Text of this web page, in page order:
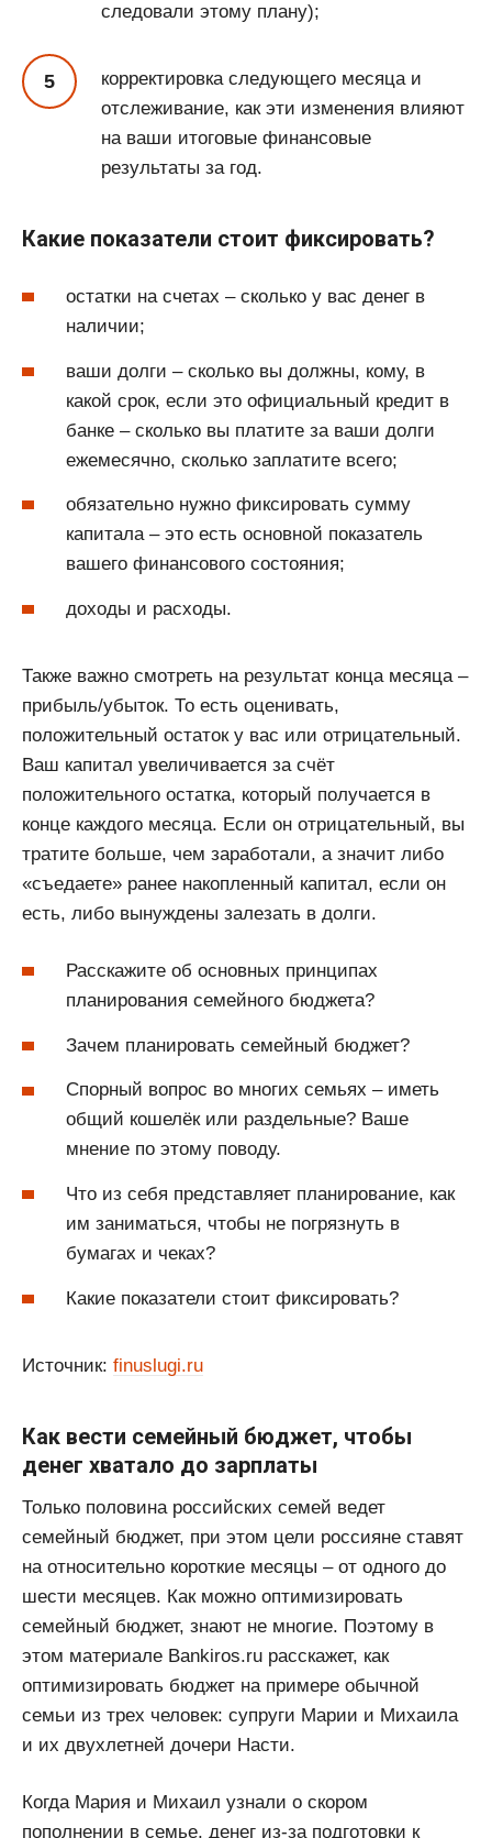
следовали этому плану);
корректировка следующего месяца и
отслеживание, как эти изменения влияют
на ваши итоговые финансовые
результаты за год.
Какие показатели стоит фиксировать?
остатки на счетах – сколько у вас денег в
наличии;
ваши долги – сколько вы должны, кому, в
какой срок, если это официальный кредит в
банке – сколько вы платите за ваши долги
ежемесячно, сколько заплатите всего;
обязательно нужно фиксировать сумму
капитала – это есть основной показатель
вашего финансового состояния;
доходы и расходы.
Также важно смотреть на результат конца месяца –
прибыль/убыток. То есть оценивать,
положительный остаток у вас или отрицательный.
Ваш капитал увеличивается за счёт
положительного остатка, который получается в
конце каждого месяца. Если он отрицательный, вы
тратите больше, чем заработали, а значит либо
«съедаете» ранее накопленный капитал, если он
есть, либо вынуждены залезать в долги.
Расскажите об основных принципах
планирования семейного бюджета?
Зачем планировать семейный бюджет?
Спорный вопрос во многих семьях – иметь
общий кошелёк или раздельные? Ваше
мнение по этому поводу.
Что из себя представляет планирование, как
им заниматься, чтобы не погрязнуть в
бумагах и чеках?
Какие показатели стоит фиксировать?
Источник: finuslugi.ru
Как вести семейный бюджет, чтобы
денег хватало до зарплаты
Только половина российских семей ведет
семейный бюджет, при этом цели россияне ставят
на относительно короткие месяцы – от одного до
шести месяцев. Как можно оптимизировать
семейный бюджет, знают не многие. Поэтому в
этом материале Bankiros.ru расскажет, как
оптимизировать бюджет на примере обычной
семьи из трех человек: супруги Марии и Михаила
и их двухлетней дочери Насти.
Когда Мария и Михаил узнали о скором
пополнении в семье, денег из-за подготовки к